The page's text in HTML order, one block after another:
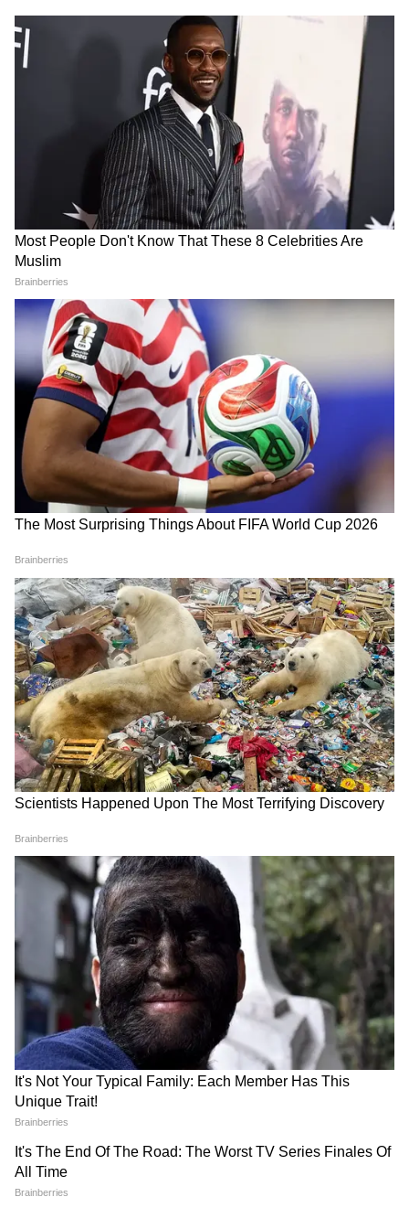
একটি ক্রমবর্ধমান গুরুত্বপূর্ণ পরিবেশগত সমস্যা হয়ে
উঠবে।
কেন AI-এর এত পরিকাঠামো
প্রয়োজন?
AI সিস্টেমগুলো কোনও জাদুবলে 'ক্লাউডে' চলে না।
এগুলো চলে শক্তিশালী কম্পিউটার সার্ভারে ভরা
বিশাল ডেটা সেন্টারের ভেতরে।
এই সার্ভারগুলো প্রতি সেকেন্ডে কোটি কোটি গণনা
করে। যখন কেউ AI চ্যাটবটকে প্রশ্ন করে, ছবি তৈরি
করে বা ভিডিও বানায়, সেই সমস্ত অনুরোধ হাজার
হাজার বিশেষ চিপযুক্ত বিশাল পরিকাঠামোতে
প্রসেস করা হয়।
এই সিস্টেমগুলো চালানোর জন্য দুটি প্রধান জিনিস
লাগে: বিদ্যুৎ এবং কুলিং বা ঠান্ডা রাখার ব্যবস্থা।
AI মডেল যত শক্তিশালী হয় এবং যত বেশি মানুষ
এটি ব্যবহার করে, সার্ভার চালু রাখতে তত বেশি
শক্তির প্রয়োজন হয়।
Add Asianetnews Bangla as a Preferred
Source
2
6
Image Credit :AI Image - Gemini
ইন্টারন্যাশনাল এনার্জি এজেন্সির পূর্বাভাস অনুযায়ী,
২০৩০ সালের মধ্যে ডেটা সেন্টারগুলোর জন্য
বিশ্বব্যাপী বিদ্যুতের চাহিদা তীব্রভাবে বাড়তে পারে।
কিছু হিসেব বলছে, এই দশকের শেষে বিশ্বজুড়ে
ডেটা সেন্টারগুলো বছরে প্রায় ৯৪৫ টেরাওয়াট-ঘণ্টা
বিদ্যুৎ ব্যবহার করতে পারে।
এর বিশালতা বুঝতে, এই পরিমাণটা একটি বড়
শিল্পোন্নত দেশের বার্ষিক বিদ্যুৎ খরচের সমান।
তবে, এটা মনে রাখা জরুরি যে ডেটা সেন্টারগুলো
শুধু AI-এর জন্যই ব্যবহৃত হয় না। ক্লাউড
কম্পিউটিং, অনলাইন ব্যাঙ্কিং, স্ট্রিমিং প্ল্যাটফর্ম,
ওয়েবসাইট, মোবাইল অ্যাপ এবং প্রতিদিন ব্যবহৃত
অগণিত ডিজিটাল পরিষেবাও এগুলোর মাধ্যমেই
চলে।